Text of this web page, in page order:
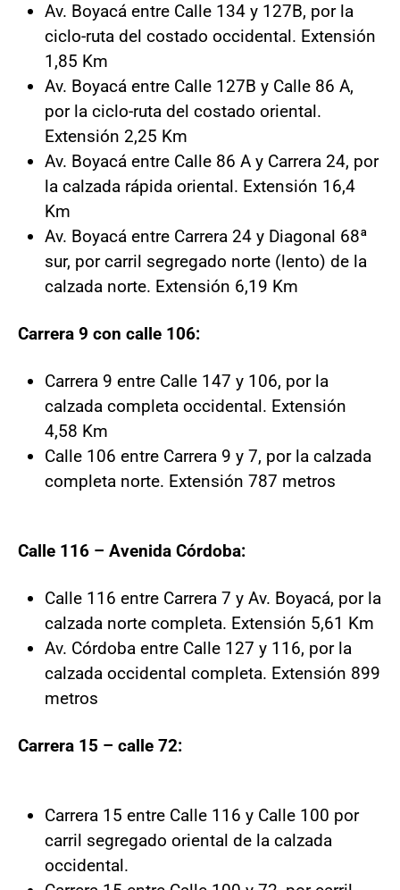
Av. Boyacá entre Calle 134 y 127B, por la
ciclo-ruta del costado occidental. Extensión
1,85 Km
Av. Boyacá entre Calle 127B y Calle 86 A,
por la ciclo-ruta del costado oriental.
Extensión 2,25 Km
Av. Boyacá entre Calle 86 A y Carrera 24, por
la calzada rápida oriental. Extensión 16,4
Km
Av. Boyacá entre Carrera 24 y Diagonal 68ª
sur, por carril segregado norte (lento) de la
calzada norte. Extensión 6,19 Km
Carrera 9 con calle 106:
Carrera 9 entre Calle 147 y 106, por la
calzada completa occidental. Extensión
4,58 Km
Calle 106 entre Carrera 9 y 7, por la calzada
completa norte. Extensión 787 metros
Calle 116 – Avenida Córdoba:
Calle 116 entre Carrera 7 y Av. Boyacá, por la
calzada norte completa. Extensión 5,61 Km
Av. Córdoba entre Calle 127 y 116, por la
calzada occidental completa. Extensión 899
metros
Carrera 15 – calle 72:
Carrera 15 entre Calle 116 y Calle 100 por
carril segregado oriental de la calzada
occidental.